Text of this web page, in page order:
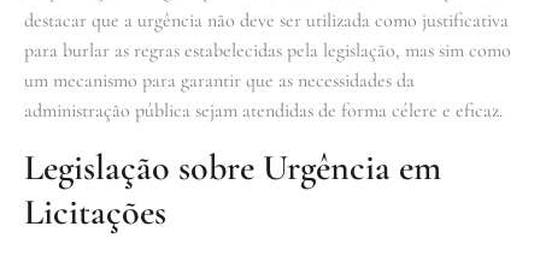
destacar que a urgência não deve ser utilizada como justificativa
para burlar as regras estabelecidas pela legislação, mas sim como
um mecanismo para garantir que as necessidades da
administração pública sejam atendidas de forma célere e eficaz.
Legislação sobre Urgência em
Licitações